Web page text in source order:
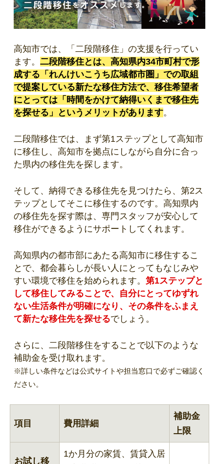
高知市では、「二段階移住」の支援を行ってい
ます。 二段階移住とは、高知県内34市町村で形
成する「れんけいこうち広域都市圏」での取組
で提案している新たな移住方法で、移住希望者
にとっては「時間をかけて納得いくまで移住先
を探せる」というメリットがあります。
二段階移住では、まず第1ステップとして高知市
に移住し、高知市を拠点にしながら自分に合っ
た県内の移住先を探します。
そして、納得できる移住先を見つけたら、第2ス
テップとしてそこに移住するのです。高知県内
の移住先を探す際は、専門スタッフが安心して
移住ができるようにサポートしてくれます。
高知県内の都市部にあたる高知市に移住するこ
とで、都会暮らしが長い人にとってもなじみや
すい環境で移住を始められます。 第1ステップと
して移住してみることで、自分にとってゆずれ
ない生活条件が明確になり、その条件をふまえ
て新たな移住先を探せるでしょう。
さらに、二段階移住をすることで以下のような
補助金を受け取れます。
※詳しい条件などは公式サイトや担当窓口で必ずご確認く
ださい。
項目 費用詳細
補助金
上限
お試し移
1か月分の家賃、賃貸入居